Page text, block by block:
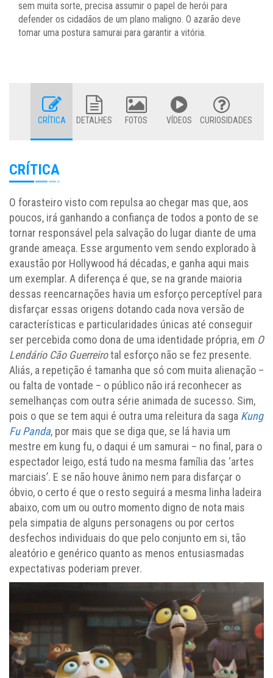
sem muita sorte, precisa assumir o papel de herói para
defender os cidadãos de um plano maligno. O azarão deve
tomar uma postura samurai para garantir a vitória.
CRÍTICA DETALHES FOTOS VÍDEOS CURIOSIDADES
CRÍTICA
O forasteiro visto com repulsa ao chegar mas que, aos
poucos, irá ganhando a confiança de todos a ponto de se
tornar responsável pela salvação do lugar diante de uma
grande ameaça. Esse argumento vem sendo explorado à
exaustão por Hollywood há décadas, e ganha aqui mais
um exemplar. A diferença é que, se na grande maioria
dessas reencarnações havia um esforço perceptível para
disfarçar essas origens dotando cada nova versão de
características e particularidades únicas até conseguir
ser percebida como dona de uma identidade própria, em O
Lendário Cão Guerreirotal esforço não se fez presente.
Aliás, a repetição é tamanha que só com muita alienação –
ou falta de vontade – o público não irá reconhecer as
semelhanças com outra série animada de sucesso. Sim,
pois o que se tem aqui é outra uma releitura da saga Kung
Fu Panda, por mais que se diga que, se lá havia um
mestre em kung fu, o daqui é um samurai – no final, para o
espectador leigo, está tudo na mesma família das ‘artes
marciais’. E se não houve ânimo nem para disfarçar o
óbvio, o certo é que o resto seguirá a mesma linha ladeira
abaixo, com um ou outro momento digno de nota mais
pela simpatia de alguns personagens ou por certos
desfechos individuais do que pelo conjunto em si, tão
aleatório e genérico quanto as menos entusiasmadas
expectativas poderiam prever.